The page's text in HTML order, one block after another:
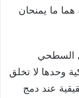
هما ما يمنحان
السطحي
وحدها لا تخلق
عند دمج